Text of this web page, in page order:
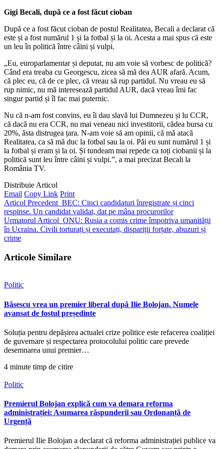
Gigi Becali, după ce a fost făcut cioban
După ce a fost făcut cioban de postul Realitatea, Becali a declarat că
este și a fost numărul 1 și la fotbal și la oi. Acesta a mai spus că este
un leu în politică între câini și vulpi.
„Eu, europarlamentar și deputat, nu am voie să vorbesc de politică?
Când era treaba cu Georgescu, zicea să mă dea AUR afară. Acum,
că plec eu, că de ce plec, că vreau să rup partidul. Nu vreau eu să
rup nimic, nu mă interesează partidul AUR, dacă vreau îmi fac
singur partid și îl fac mai puternic.
Nu că n-am fost convins, eu îi dau slavă lui Dumnezeu și lu CCR,
că dacă nu era CCR, nu mai veneau nici investitorii, cădea bursa cu
20%, ăsta distrugea țara. N-am voie să am opinii, că mă atacă
Realitatea, ca să mă duc la fotbal sau la oi. Păi eu sunt numărul 1 și
la fotbal și eram și la oi. Și tundeam mai repede ca toți ciobanii și la
politică sunt leu între câini și vulpi.”, a mai precizat Becali la
România TV.
Distribuie Articol
Email Copy Link Print
Articol Precedent BEC: Cinci candidaturi înregistrate și cinci
respinse. Un candidat validat, dat pe mâna procurorilor
Urmatorul Articol ONU: Rusia a comis crime împotriva umanității
în Ucraina. Civili torturați și executați, dispariții forțate, abuzuri și
crime
Articole Similare
Politic
Băsescu vrea un premier liberal după Ilie Bolojan. Numele
avansat de fostul președinte
Soluția pentru depășirea actualei crize politice este refacerea coaliției
de guvernare și respectarea protocolului politic care prevede
desemnarea unui premier…
4 minute timp de citire
Politic
Premierul Bolojan explică cum va demara reforma
administrației: Asumarea răspunderii sau Ordonanță de
Urgență
Premierul Ilie Bolojan a declarat că reforma administrației publice va